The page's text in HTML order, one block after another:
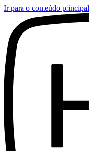
Ir para o conteúdo principal